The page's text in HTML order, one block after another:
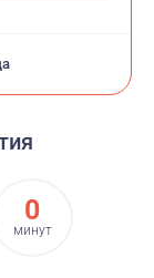
0
минут